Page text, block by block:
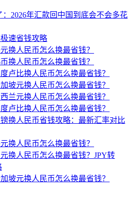
：2026年汇款回中国到底会不会多花
速省钱攻略
换人民币怎么换最省钱？
换人民币怎么换最省钱？
卢比换人民币怎么换最省钱？
坡元换人民币怎么换最省钱？
兰元换人民币怎么换最省钱？
卢比换人民币怎么换最省钱？
镑换人民币省钱攻略：最新汇率对比
换人民币怎么换最省钱？
换人民币怎么换最省钱？JPY转
坡元换人民币怎么换最省钱？